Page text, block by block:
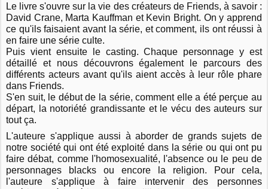
Le livre s'ouvre sur la vie des créateurs de Friends, à savoir :
David Crane, Marta Kauffman et Kevin Bright. On y apprend
ce qu'ils faisaient avant la série, et comment, ils ont réussi à
en faire une série culte.
Puis vient ensuite le casting. Chaque personnage y est
détaillé et nous découvrons également le parcours des
différents acteurs avant qu'ils aient accès à leur rôle phare
dans Friends.
S'en suit, le début de la série, comment elle a été perçue au
départ, la notoriété grandissante et le vécu des auteurs sur
tout ça.
L'auteure s'applique aussi à aborder de grands sujets de
notre société qui ont été exploité dans la série ou qui ont pu
faire débat, comme l'homosexualité, l'absence ou le peu de
personnages blacks ou encore la religion. Pour cela,
l'auteure s'applique à faire intervenir des personnes